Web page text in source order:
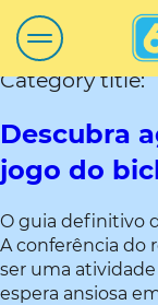
Category title:
Descubra
jogo do
O guia definitivo
A conferência do
ser uma
espera ansiosa